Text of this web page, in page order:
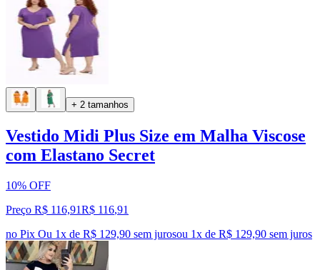
+ 2 tamanhos
Vestido Midi Plus Size em Malha Viscose
com Elastano Secret
10% OFF
Preço R$ 116,91R$ 116,91
no Pix Ou 1x de R$ 129,90 sem jurosou 1x de R$ 129,90 sem juros